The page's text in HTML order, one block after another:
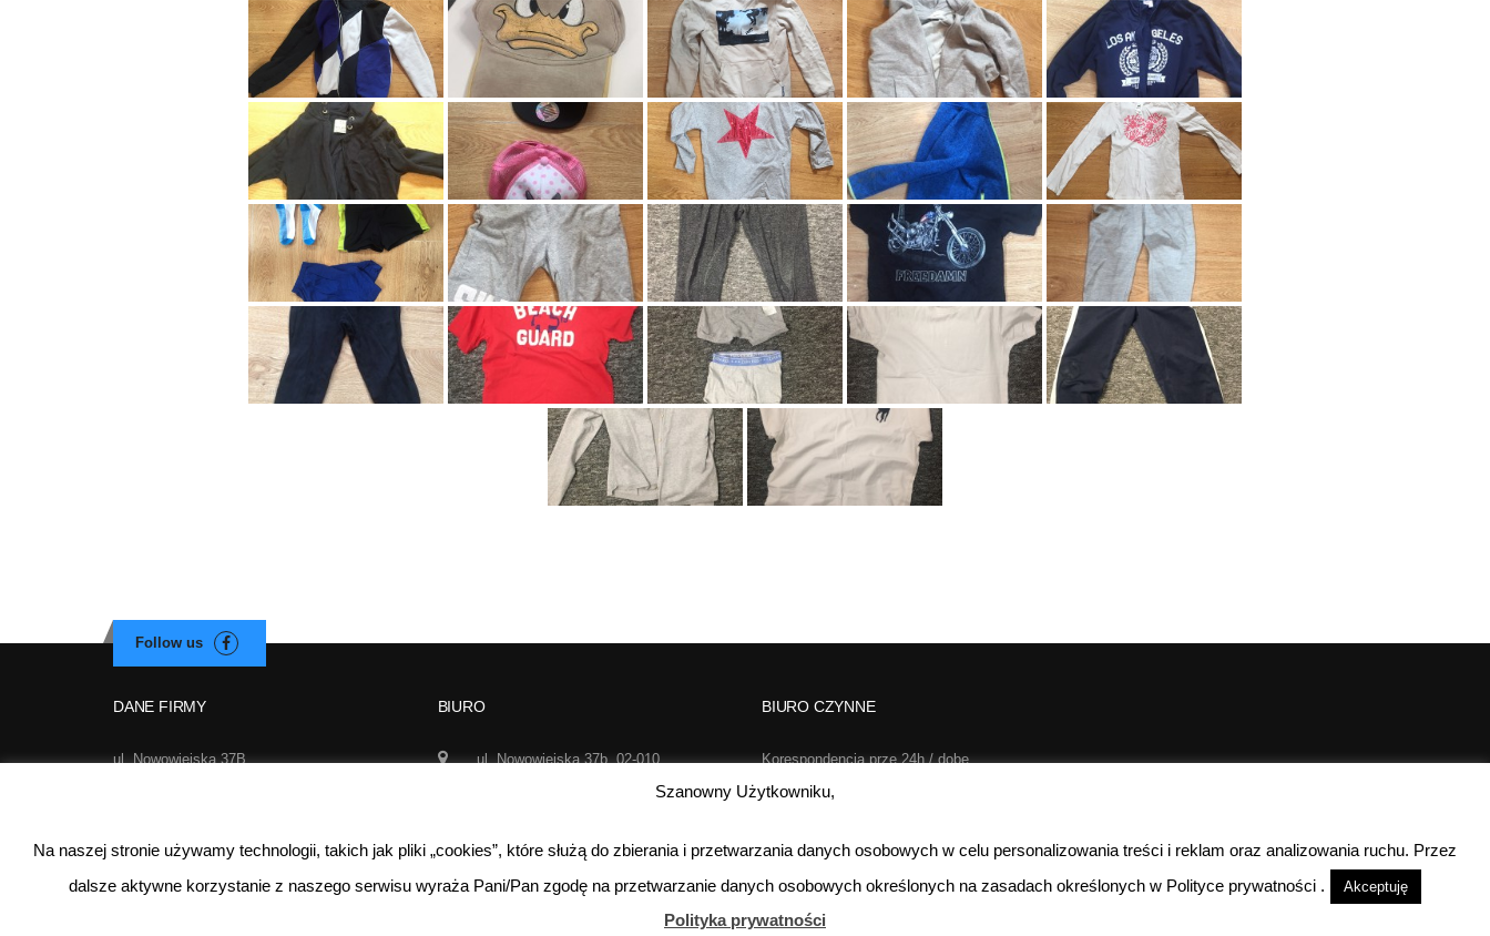
DANE FIRMY
ul. Nowowiejska 37B
BIURO
ul. Nowowiejska 37b, 02-010
info@realsport.pl
BIURO CZYNNE
Korespondencja prze 24h / dobę,
7 dni w tygodniu
Sobota:
kontakt telefoniczny
Niedziela:
nieczynne
Szanowny Użytkowniku,
Na naszej stronie używamy technologii, takich jak pliki „cookies”, które służą do zbierania i przetwarzania danych osobowych w celu personalizowania treści i reklam oraz analizowania ruchu. Przez
dalsze aktywne korzystanie z naszego serwisu wyraża Pani/Pan zgodę na przetwarzanie danych osobowych określonych na zasadach określonych w Polityce prywatności .
Akceptuję
Polityka prywatności